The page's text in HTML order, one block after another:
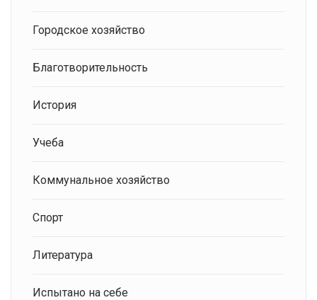
Городское хозяйство
Благотворительность
История
Учеба
Коммунальное хозяйство
Спорт
Литература
Испытано на себе